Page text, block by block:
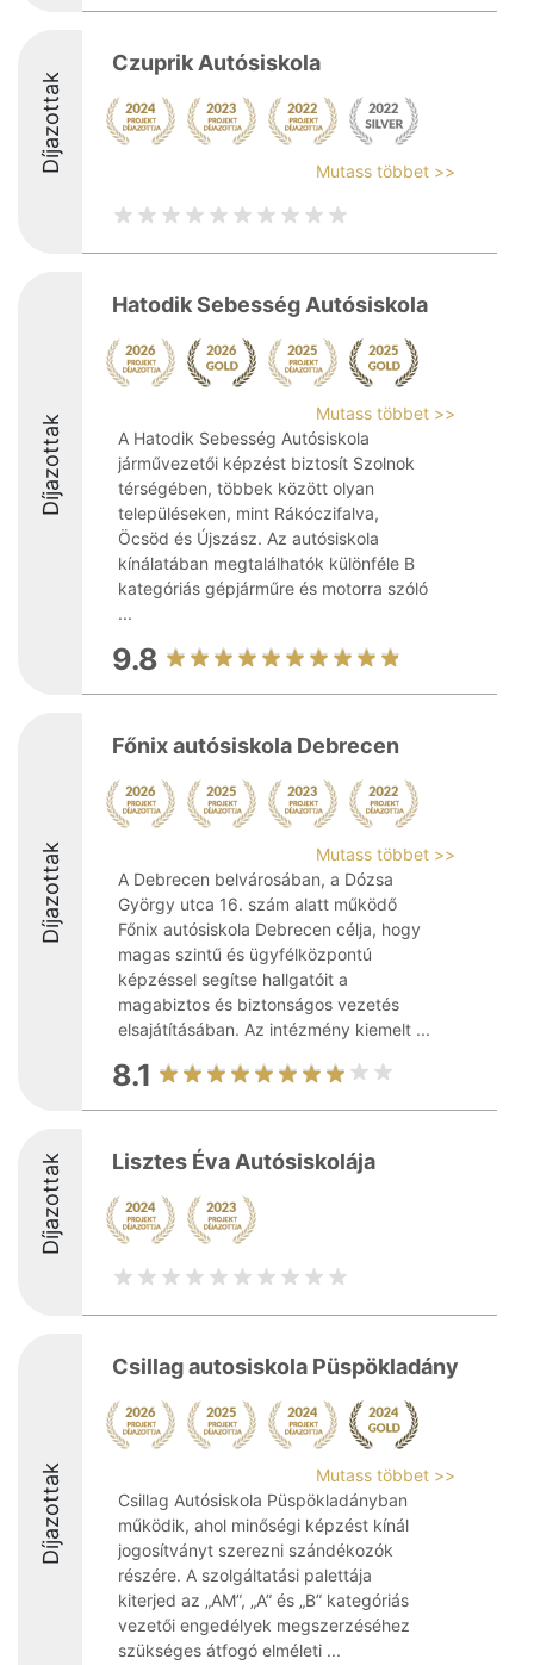
Díjazottak
Czuprik Autósiskola
Mutass többet >>
Díjazottak
Hatodik Sebesség Autósiskola
Mutass többet >>
A Hatodik Sebesség Autósiskola
járművezetői képzést biztosít Szolnok
térségében, többek között olyan
településeken, mint Rákóczifalva,
Öcsöd és Újszász. Az autósiskola
kínálatában megtalálhatók különféle B
kategóriás gépjárműre és motorra szóló
...
9.8
Díjazottak
Főnix autósiskola Debrecen
Mutass többet >>
A Debrecen belvárosában, a Dózsa
György utca 16. szám alatt működő
Főnix autósiskola Debrecen célja, hogy
magas szintű és ügyfélközpontú
képzéssel segítse hallgatóit a
magabiztos és biztonságos vezetés
elsajátításában. Az intézmény kiemelt ...
8.1
Díjazottak Lisztes Éva Autósiskolája
Díjazottak
Csillag autosiskola Püspökladány
Mutass többet >>
Csillag Autósiskola Püspökladányban
működik, ahol minőségi képzést kínál
jogosítványt szerezni szándékozók
részére. A szolgáltatási palettája
kiterjed az „AM”, „A” és „B” kategóriás
vezetői engedélyek megszerzéséhez
szükséges átfogó elméleti ...